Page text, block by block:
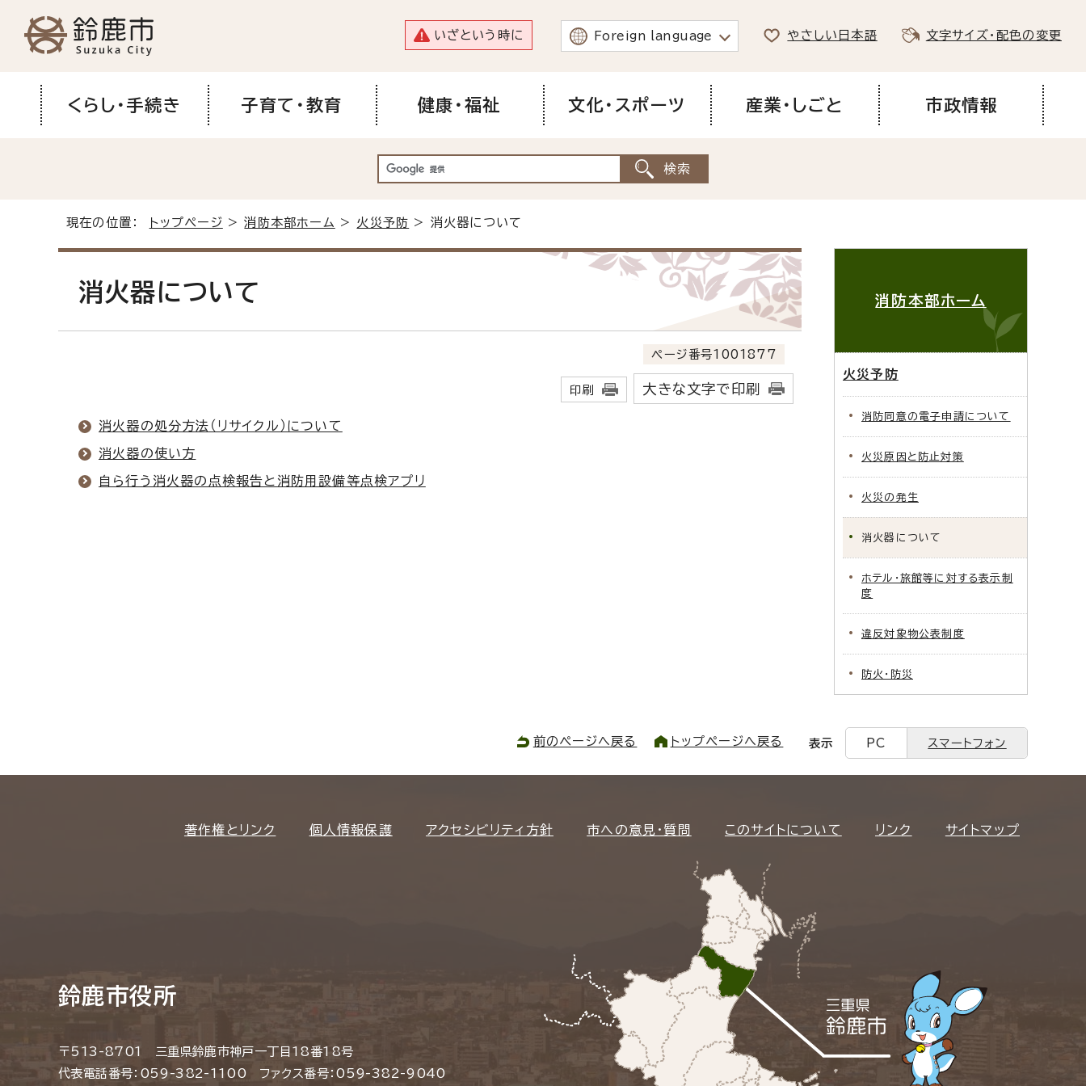
いざという時に Foreign language やさしい日本語 文字サイズ・配色の変更
くらし・手続き 子育て・教育 健康・福祉 文化・スポーツ 産業・しごと 市政情報
現在の位置： トップページ >消防本部ホーム > 火災予防 > 消火器について
消火器について
ページ番号1001877
印刷 大きな文字で印刷
消火器の処分方法（リサイクル）について
消火器の使い方
自ら行う消火器の点検報告と消防用設備等点検アプリ
消防本部ホーム
火災予防
消防同意の電子申請について
火災原因と防止対策
火災の発生
消火器について
ホテル・旅館等に対する表示制
度
違反対象物公表制度
防火・防災
前のページへ戻る トップページへ戻る 表示 PC スマートフォン
著作権とリンク 個人情報保護 アクセシビリティ方針 市への意見・質問 このサイトについて リンク サイトマップ
鈴鹿市役所
〒513-8701 三重県鈴鹿市神戸一丁目18番18号
代表電話番号：059-382-1100 ファクス番号：059-382-9040